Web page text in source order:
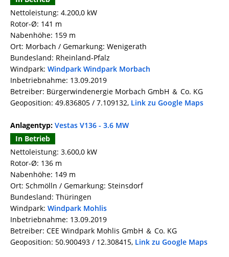
Nettoleistung: 4.200,0 kW
Rotor-Ø: 141 m
Nabenhöhe: 159 m
Ort: Morbach / Gemarkung: Wenigerath
Bundesland: Rheinland-Pfalz
Windpark: Windpark Windpark Morbach
Inbetriebnahme: 13.09.2019
Betreiber: Bürgerwindenergie Morbach GmbH ＆ Co. KG
Geoposition: 49.836805 / 7.109132, Link zu Google Maps
Anlagentyp: Vestas V136 - 3.6 MW
In Betrieb
Nettoleistung: 3.600,0 kW
Rotor-Ø: 136 m
Nabenhöhe: 149 m
Ort: Schmölln / Gemarkung: Steinsdorf
Bundesland: Thüringen
Windpark: Windpark Mohlis
Inbetriebnahme: 13.09.2019
Betreiber: CEE Windpark Mohlis GmbH ＆ Co. KG
Geoposition: 50.900493 / 12.308415, Link zu Google Maps